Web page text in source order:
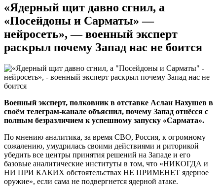
«Ядерный щит давно сгнил, а
«Посейдоны и Сарматы» —
нейросеть», — военный эксперт
раскрыл почему Запад нас не боится
Военный эксперт, полковник в отставке Аслан Нахушев в
своём телеграм-канале объяснил, почему Запад отнёсся с
полным безразличием к успешному запуску «Сармата».
По мнению аналитика, за время СВО, Россия, к огромному
сожалению, умудрилась своими действиями и риторикой
убедить все центры принятия решений на Западе и его
базовые аналитические институты в том, что «НИКОГДА и
НИ ПРИ КАКИХ обстоятельствах НЕ ПРИМЕНЕТ ядерное
оружие», если сама не подвергнется ядерной атаке.